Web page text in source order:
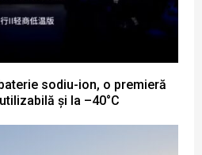
sodiu-ion, o premieră
și la –40°C